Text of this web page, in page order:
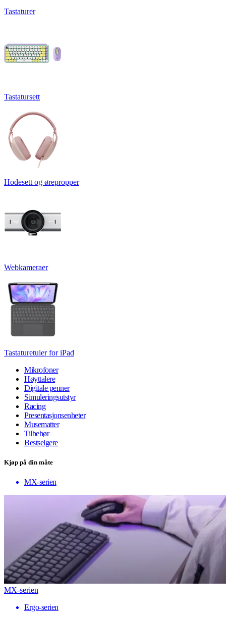
Tastaturer
Tastatursett
Hodesett og ørepropper
Webkameraer
Tastaturetuier for iPad
Mikrofoner
Høyttalere
Digitale penner
Simuleringsutstyr
Racing
Presentasjonsenheter
Musematter
Tilbehør
Bestselgere
Kjøp på din måte
MX-serien
MX-serien
Ergo-serien